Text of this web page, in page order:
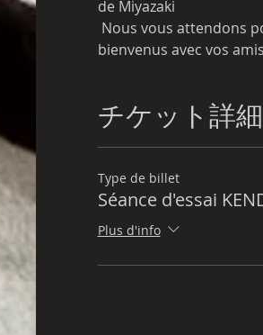
de Miyazaki
bienvenus avec vos
チケット詳細
Type de billet
Séance d'essai
Plus d'info